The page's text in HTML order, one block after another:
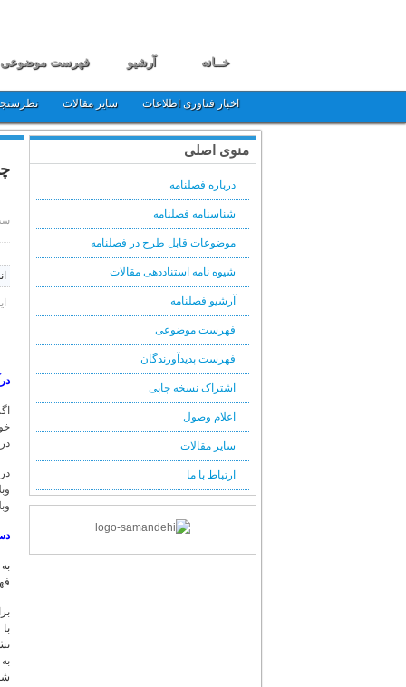
خــانه آرشیو فهرست موضوعی
اخبار فناوری اطلاعات سایر مقالات
سه شنبه,
منوی اصلی
درباره فصلنامه
شناسنامه فصلنامه
موضوعات قابل طرح در فصلنامه
شیوه نامه استناددهی مقالات
آرشیو فصلنامه
فهرست موضوعی
فهرست پدیدآورندگان
اشتراک نسخه چاپی
اعلام وصول
سایر مقالات
ارتباط با ما